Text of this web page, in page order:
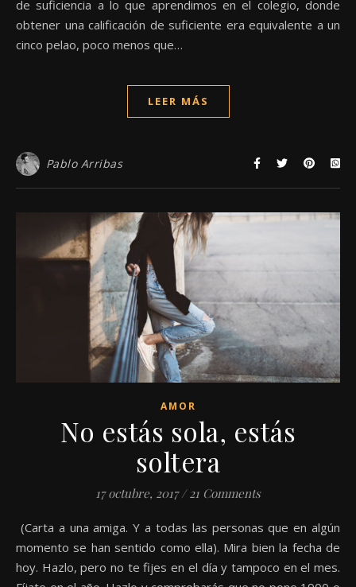
de suficiencia a lo que aprendimos en el colegio, donde
obtener una calificación de suficiente era equivalente a un
cinco pelao, poco menos que…
LEER MÁS
Pablo Arribas
AMOR
No estás sola, estás
soltera
17 octubre, 2017 / 21 Comments
(Carta a una amiga. Y a todas las personas que en algún
momento se han sentido como ella). Mira bien la fecha de
hoy. Hazlo, pero no te fijes en el día y tampoco en el mes.